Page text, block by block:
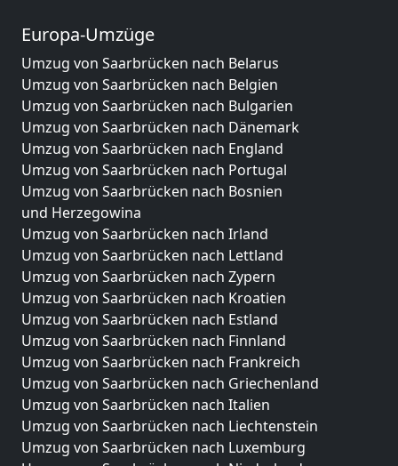
Europa-Umzüge
Umzug von Saarbrücken nach Belarus
Umzug von Saarbrücken nach Belgien
Umzug von Saarbrücken nach Bulgarien
Umzug von Saarbrücken nach Dänemark
Umzug von Saarbrücken nach England
Umzug von Saarbrücken nach Portugal
Umzug von Saarbrücken nach Bosnien
und Herzegowina
Umzug von Saarbrücken nach Irland
Umzug von Saarbrücken nach Lettland
Umzug von Saarbrücken nach Zypern
Umzug von Saarbrücken nach Kroatien
Umzug von Saarbrücken nach Estland
Umzug von Saarbrücken nach Finnland
Umzug von Saarbrücken nach Frankreich
Umzug von Saarbrücken nach Griechenland
Umzug von Saarbrücken nach Italien
Umzug von Saarbrücken nach Liechtenstein
Umzug von Saarbrücken nach Luxemburg